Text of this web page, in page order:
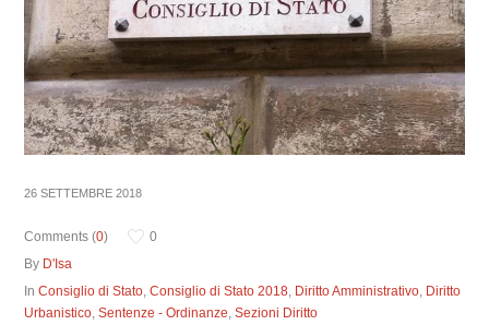
26 SETTEMBRE 2018
Comments (0)
0
By D'Isa
InConsiglio di Stato,Consiglio di Stato 2018, Diritto Amministrativo, Diritto
Urbanistico,Sentenze - Ordinanze,Sezioni Diritto